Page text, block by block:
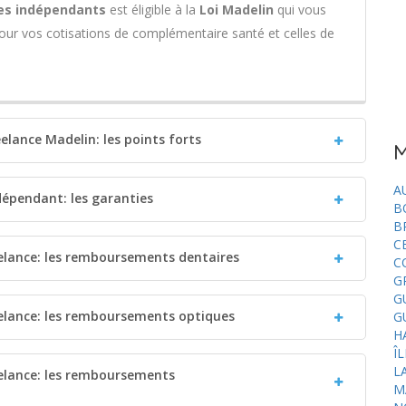
indépendants est éligible à la Loi Madelin qui vous
vos cotisations de complémentaire santé et celles de
Madelin: les points forts
les garanties
les remboursements dentaires
les remboursements optiques
les remboursements